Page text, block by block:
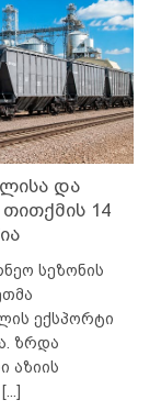
და
14
სეზონის
ექსპორტი
ზრდა
აზიის
[...]